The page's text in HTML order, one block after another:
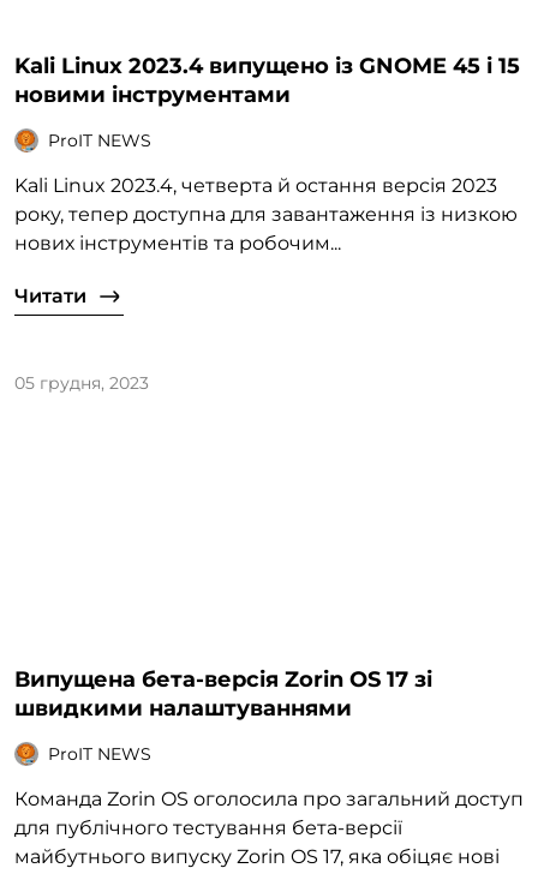
Kali Linux 2023.4 випущено із GNOME 45 і 15
новими інструментами
ProIT NEWS
Kali Linux 2023.4, четверта й остання версія 2023
року, тепер доступна для завантаження із низкою
нових інструментів та робочим...
Читати
05 грудня, 2023
Випущена бета-версія Zorin OS 17 зі
швидкими налаштуваннями
ProIT NEWS
Команда Zorin OS оголосила про загальний доступ
для публічного тестування бета-версії
майбутнього випуску Zorin OS 17, яка обіцяє нові